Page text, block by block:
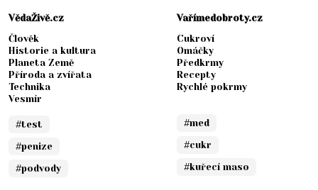
VědaŽivě.cz
Člověk
Historie a kultura
Planeta Země
Příroda a zvířata
Technika
Vesmír
#test
#penize
#podvody
Vařímedobroty.cz
Cukroví
Omáčky
Předkrmy
Recepty
Rychlé pokrmy
#med
#cukr
#kuřecí maso